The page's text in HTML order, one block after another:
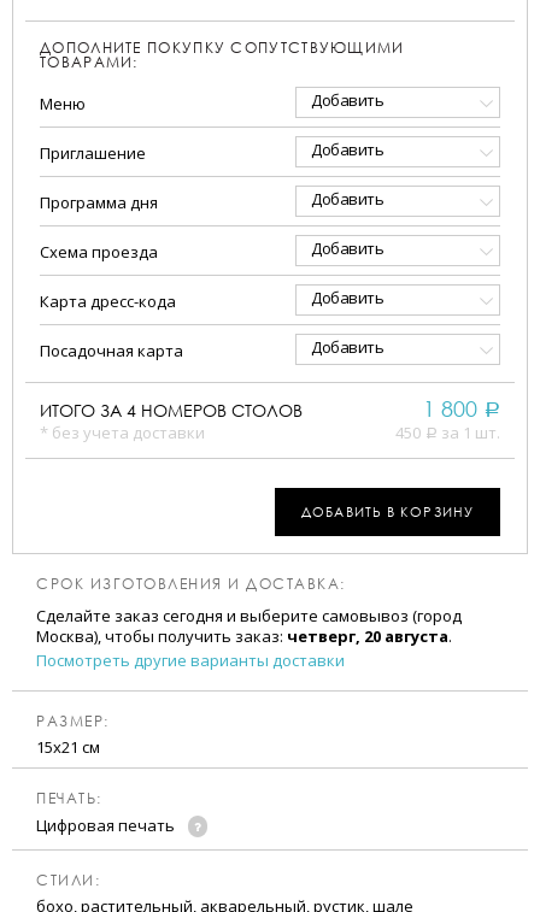
ДОПОЛНИТЕ ПОКУПКУ СОПУТСТВУЮЩИМИ
ТОВАРАМИ:
Меню Добавить
Приглашение Добавить
Программа дня Добавить
Схема проезда Добавить
Карта дресс-кода Добавить
Посадочная карта Добавить
ИТОГО ЗА 4 НОМЕРОВ СТОЛОВ
* без учета доставки
1 800 a
450 a за 1 шт.
ДОБАВИТЬ В КОРЗИНУ
СРОК ИЗГОТОВЛЕНИЯ И ДОСТАВКА:
Сделайте заказ сегодня и выберите самовывоз (город
Москва), чтобы получить заказ: четверг, 20 августа.
Посмотреть другие варианты доставки
РАЗМЕР:
15х21 см
ПЕЧАТЬ:
Цифровая печать
CТИЛИ:
бохо, растительный, акварельный, рустик, шале